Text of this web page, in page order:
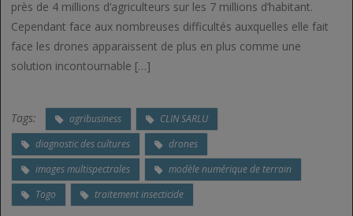
près de 4 millions d’agriculteurs sur les 7 millions d’habitant.
Cependant face aux nombreuses difficultés auxquelles elle fait
face les drones apparaissent de plus en plus comme une
solution incontournable […]
Tags: agribusiness
CLIN SARLU
diagnostic des cultures
drones
images multispectrales
modèle numérique de terrain
Togo
traitement insecticide